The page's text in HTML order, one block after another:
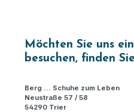
Möchten Sie uns
besuchen, finden
Berg … Schuhe zum Leben
Neustraße 57 / 58
54290 Trier